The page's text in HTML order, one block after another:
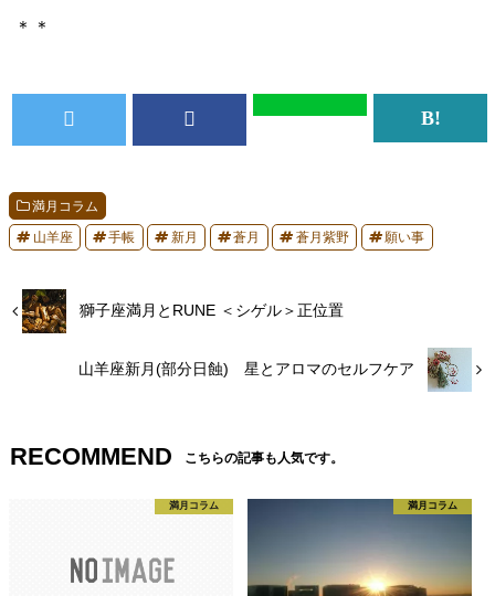
＊＊
満月コラム
山羊座 手帳 新月 蒼月 蒼月紫野 願い事
獅子座満月とRUNE ＜シゲル＞正位置
山羊座新月(部分日蝕) 星とアロマのセルフケア
RECOMMEND こちらの記事も人気です。
満月コラム 満月コラム